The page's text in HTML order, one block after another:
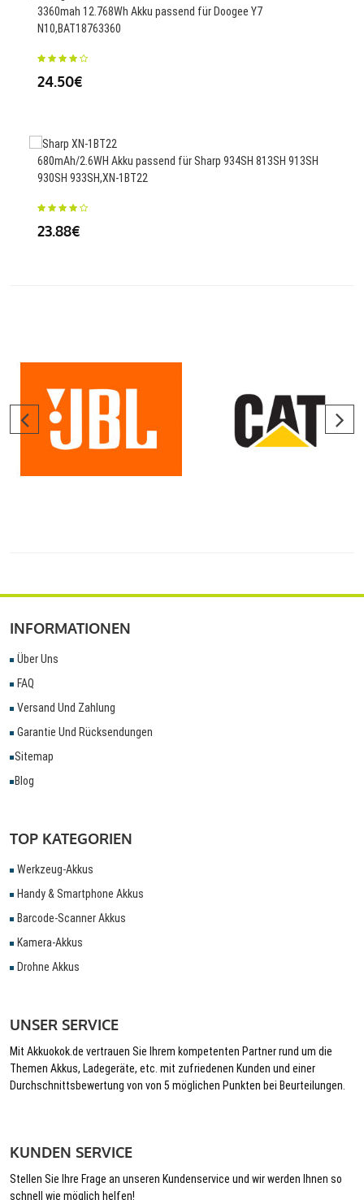
3360mah 12.768Wh Akku passend für Doogee Y7
N10,BAT18763360
24.50€
680mAh/2.6WH Akku passend für Sharp 934SH 813SH 913SH
930SH 933SH,XN-1BT22
23.88€
INFORMATIONEN
Über Uns
FAQ
Versand Und Zahlung
Garantie Und Rücksendungen
Sitemap
Blog
TOP KATEGORIEN
Werkzeug-Akkus
Handy & Smartphone Akkus
Barcode-Scanner Akkus
Kamera-Akkus
Drohne Akkus
UNSER SERVICE
Mit Akkuokok.de vertrauen Sie Ihrem kompetenten Partner rund um die
Themen Akkus, Ladegeräte, etc. mit zufriedenen Kunden und einer
Durchschnittsbewertung von von 5 möglichen Punkten bei Beurteilungen.
KUNDEN SERVICE
Stellen Sie Ihre Frage an unseren Kundenservice und wir werden Ihnen so
schnell wie möglich helfen!